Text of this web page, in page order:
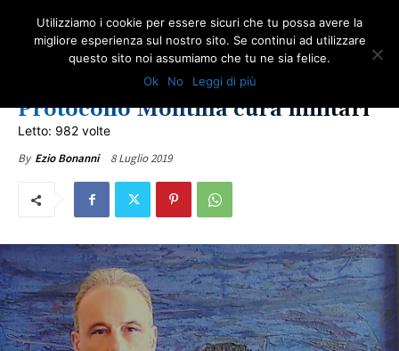
NEWS URANIO IMPOVERITO: ARTICOLI E NOVITÀ SULLA TUTELA DEGLI ESPOSTI
Protocollo Montilla cura militari
Letto: 982 volte
By Ezio Bonanni 8 Luglio 2019
Utilizziamo i cookie per essere sicuri che tu possa avere la
migliore esperienza sul nostro sito. Se continui ad utilizzare
questo sito noi assumiamo che tu ne sia felice.
Ok
No Leggi di più